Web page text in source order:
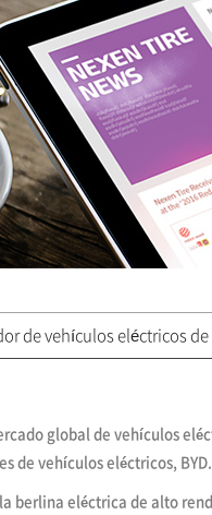
de vehículos eléctricos de
global de vehículos
de vehículos eléctricos, BYD.
berlina eléctrica de alto